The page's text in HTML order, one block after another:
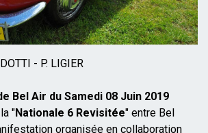
- P. LIGIER
Bel Air du Samedi 08 Juin 2019
"Nationale 6 Revisitée" entre Bel
organisée en collaboration